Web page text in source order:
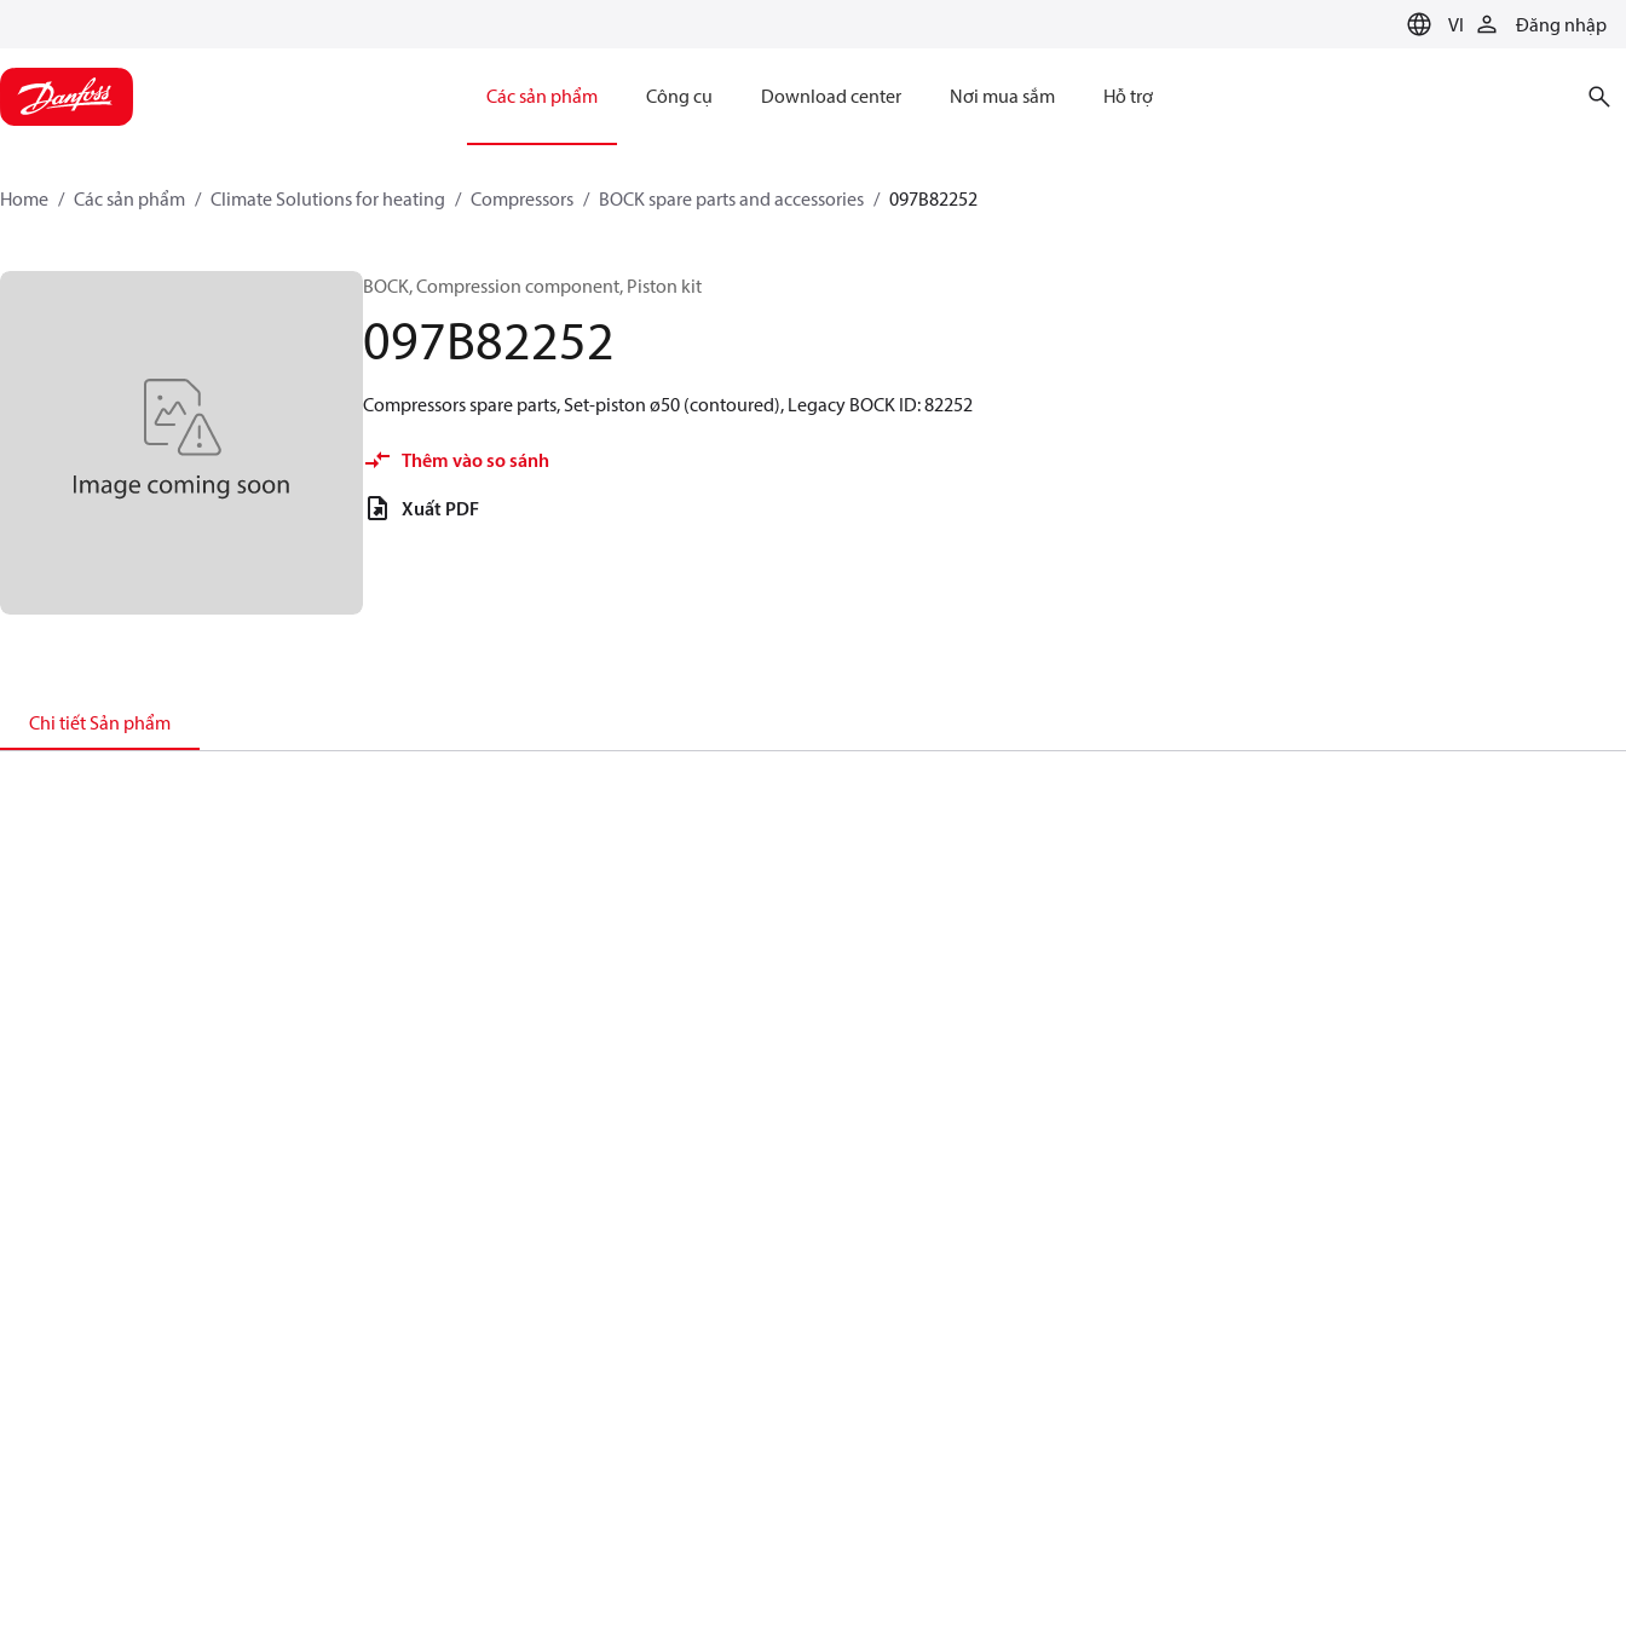
VI Đăng nhập
Các sản phẩm Công cụ Download center Nơi mua sắm Hỗ trợ
Home Các sản phẩm Climate Solutions for heating Compressors BOCK spare parts and accessories 097B82252
BOCK, Compression component, Piston kit
097B82252
Compressors spare parts, Set-piston ø50 (contoured), Legacy BOCK ID: 82252
Thêm vào so sánh
Xuất PDF
Chi tiết Sản phẩm